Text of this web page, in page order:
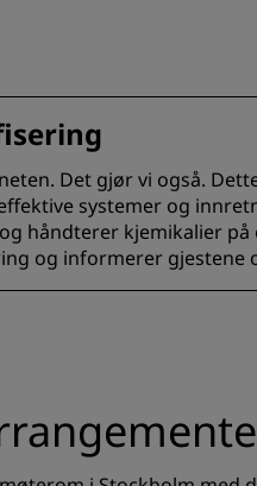
Det gjør vi også.
systemer og
håndterer kjemikalier
og informerer gjestene